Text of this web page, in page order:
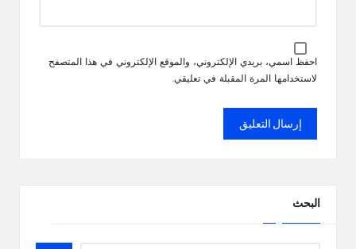
احفظ اسمي، بريدي الإلكتروني، والموقع الإلكتروني في هذا المتصفح
لاستخدامها المرة المقبلة في تعليقي.
البحث